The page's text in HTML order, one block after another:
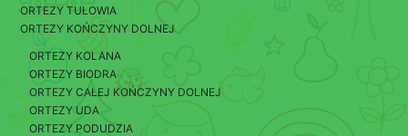
ORTEZY TUŁOWIA
ORTEZY KOŃCZYNY DOLNEJ
ORTEZY KOLANA
ORTEZY BIODRA
ORTEZY CAŁEJ KOŃCZYNY DOLNEJ
ORTEZY UDA
ORTEZY PODUDZIA